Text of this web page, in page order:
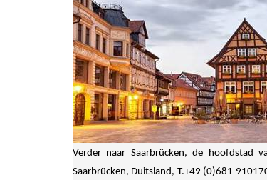
Verder naar Saarbrücken, de hoofdstad
Saarbrücken, Duitsland, T.+49 (0)681